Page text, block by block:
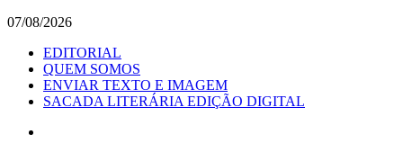
07/08/2026
EDITORIAL
QUEM SOMOS
ENVIAR TEXTO E IMAGEM
SACADA LITERÁRIA EDIÇÃO DIGITAL